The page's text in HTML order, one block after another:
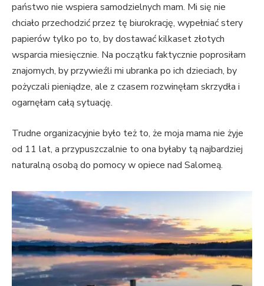
państwo nie wspiera samodzielnych mam. Mi się nie
chciało przechodzić przez tę biurokrację, wypełniać stery
papierów tylko po to, by dostawać kilkaset złotych
wsparcia miesięcznie. Na początku faktycznie poprosiłam
znajomych, by przywieźli mi ubranka po ich dzieciach, by
pożyczali pieniądze, ale z czasem rozwinęłam skrzydła i
ogarnęłam całą sytuację.
Trudne organizacyjnie było też to, że moja mama nie żyje
od 11 lat, a przypuszczalnie to ona byłaby tą najbardziej
naturalną osobą do pomocy w opiece nad Salomeą.